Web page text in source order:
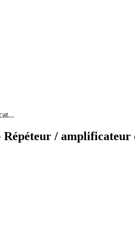
/ amplificateur